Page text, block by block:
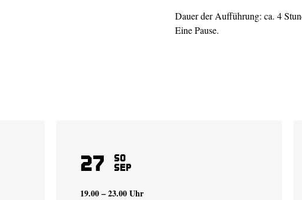
Dauer der Aufführung: ca. 4
Eine Pause.
27 So
Sep
19.00 – 23.00 Uhr